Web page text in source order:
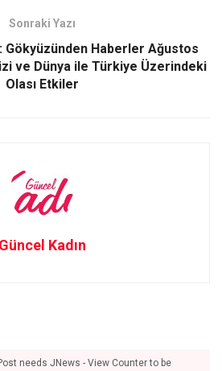
Sonraki Yazı
Haberler Ağustos
ve Dünya ile Türkiye Üzerindeki
Olası Etkiler
Güncel Kadın
needs JNews - View Counter to be